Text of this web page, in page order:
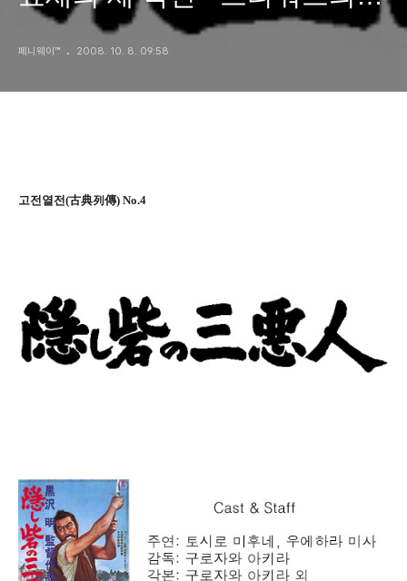
모티브가 된 거장의 시대극
페니웨이™ 2008. 10. 8. 09:58
고전열전(古典列傳) No.4